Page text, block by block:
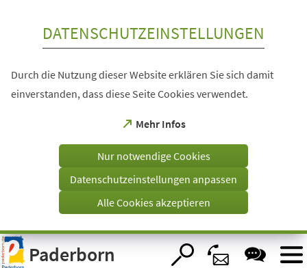
Visuelle
Assistenzsoftware
öffnen.
DATENSCHUTZEINSTELLUNGEN
Durch die Nutzung dieser Website erklären Sie sich damit
einverstanden, dass diese Seite Cookies verwendet.
Mehr Infos
(Öffnet
einem
Tab)
Nur notwendige Cookies
Datenschutzeinstellungen anpassen
Alle Cookies akzeptieren
Paderborn